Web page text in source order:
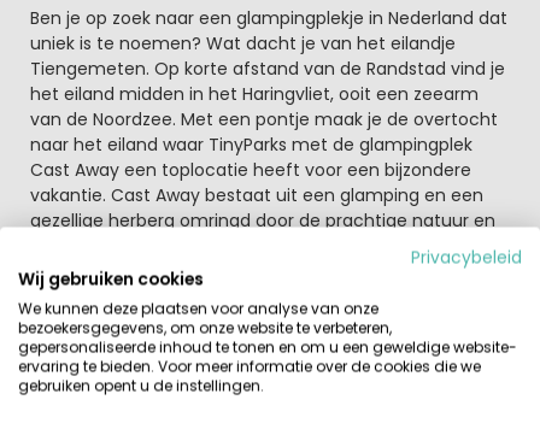
Beschrijving
Ben je op zoek naar een glampingplekje in Nederland dat
uniek is te noemen? Wat dacht je van het eilandje
Tiengemeten. Op korte afstand van de Randstad vind je
het eiland midden in het Haringvliet, ooit een zeearm
van de Noordzee. Met een pontje maak je de overtocht
naar het eiland waar TinyParks met de glampingplek
Cast Away een toplocatie heeft voor een bijzondere
vakantie. Cast Away bestaat uit een glamping en een
gezellige herberg omringd door de prachtige natuur en
Schotse hooglanders. Je logeert hier in Belltenten, Tipi's
of Dome's. Ook kun je een basic kampeerplek boeken
voor je eigen tent.
Een bijzonder plekje om te glampen op het eiland
Tiengemeten
Het TinyParks Cast Away is het hele jaar open. Dat wordt
Privacybeleid
Wij gebruiken cookies
We kunnen deze plaatsen voor analyse van onze
bezoekersgegevens, om onze website te verbeteren,
gepersonaliseerde inhoud te tonen en om u een geweldige website-
ervaring te bieden. Voor meer informatie over de cookies die we
gebruiken opent u de instellingen.